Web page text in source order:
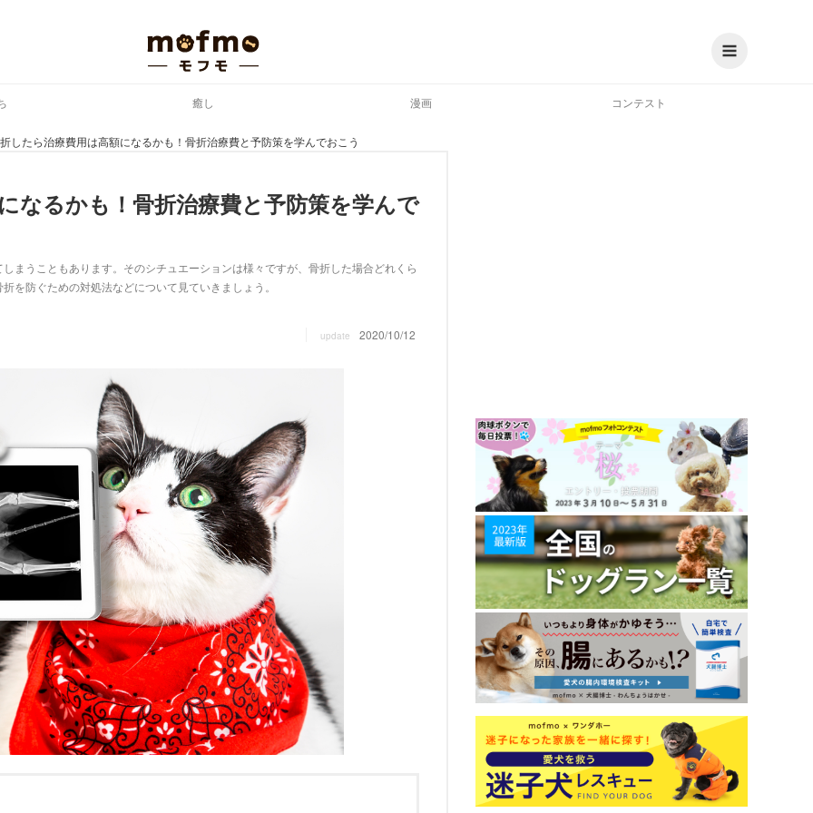
癒し 漫画 コンテスト
したら治療費用は高額になるかも！骨折治療費と予防策を学んでおこう
なるかも！骨折治療費と予防策を学んで
まうこともあります。そのシチュエーションは様々ですが、骨折した場合どれくら
を防ぐための対処法などについて見ていきましょう。
update 2020/10/12